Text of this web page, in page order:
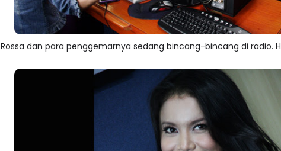
Rossa dan para penggemarnya sedang bincang-bincang di radio.